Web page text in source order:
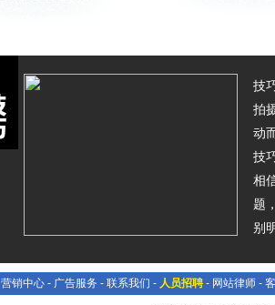
技
拍
动
技
相
题
别
营销中心 - 广告服务 - 联系我们 - 人员招聘 - 网站律师 -